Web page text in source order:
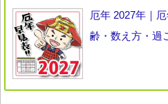
厄年 2027年｜
齢・数え方・過